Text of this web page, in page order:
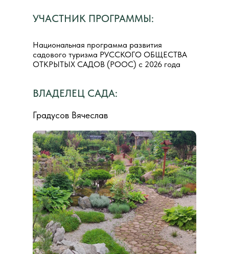
Национальная программа развития
садового туризма РУССКОГО ОБЩЕСТВА
ОТКРЫТЫХ САДОВ (РООС) с 2026 года
УЧАСТНИК ПРОГРАММЫ:
ВЛАДЕЛЕЦ САДА:
Градусов Вячеслав